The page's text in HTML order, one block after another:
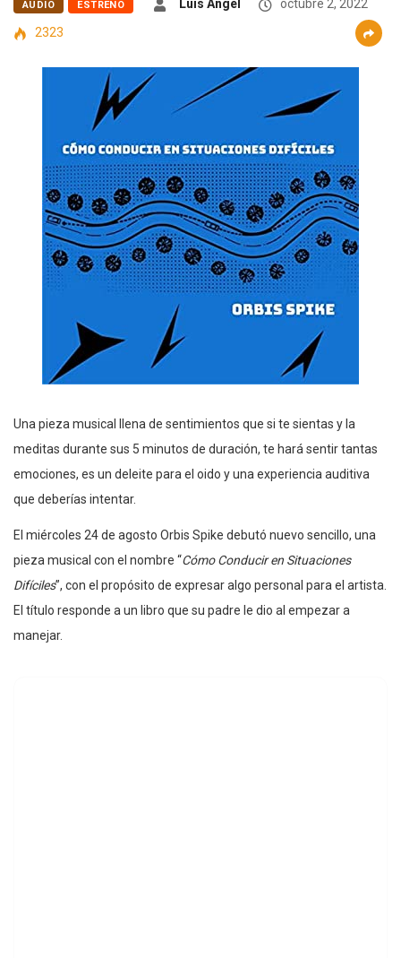
AUDIO ESTRENO Luis Ángel
octubre 2, 2022
2323
Una pieza musical llena de sentimientos que si te sientas y la
meditas durante sus 5 minutos de duración, te hará sentir tantas
emociones, es un deleite para el oido y una experiencia auditiva
que deberías intentar.
El miércoles 24 de agosto Orbis Spike debutó nuevo sencillo, una
pieza musical con el nombre “Cómo Conducir en Situaciones
Difíciles”, con el propósito de expresar algo personal para el artista.
El título responde a un libro que su padre le dio al empezar a
manejar.